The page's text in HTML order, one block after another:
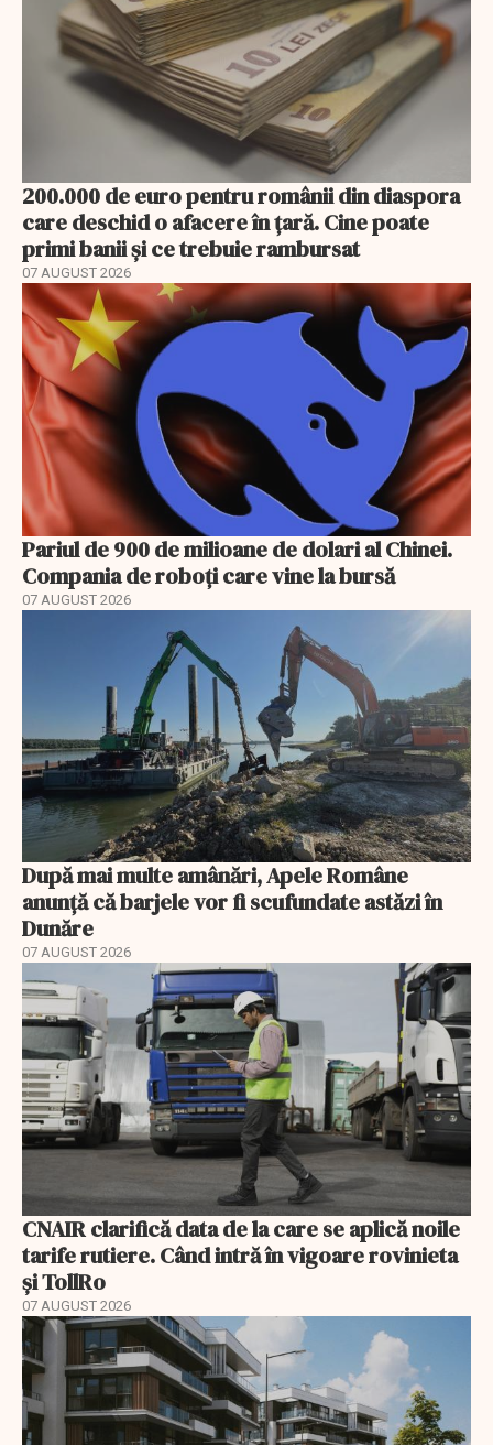
200.000 de euro pentru românii din diaspora
care deschid o afacere în țară. Cine poate
primi banii și ce trebuie rambursat
07 AUGUST 2026
Pariul de 900 de milioane de dolari al Chinei.
Compania de roboți care vine la bursă
07 AUGUST 2026
După mai multe amânări, Apele Române
anunță că barjele vor fi scufundate astăzi în
Dunăre
07 AUGUST 2026
CNAIR clarifică data de la care se aplică noile
tarife rutiere. Când intră în vigoare rovinieta
și TollRo
07 AUGUST 2026